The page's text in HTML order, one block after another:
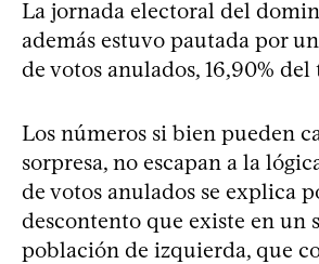
La jornada electoral del
además estuvo pautada por
de votos anulados, 16,90% del
Los números si bien pueden
sorpresa, no escapan a la
de votos anulados se explica
descontento que existe en un
población de izquierda, que